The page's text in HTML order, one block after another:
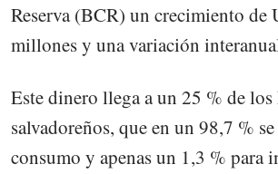
Reserva (BCR) un crecimiento de
millones y una variación
Este dinero llega a un 25 % de los
salvadoreños, que en un 98,7 %
consumo y apenas un 1,3 % para